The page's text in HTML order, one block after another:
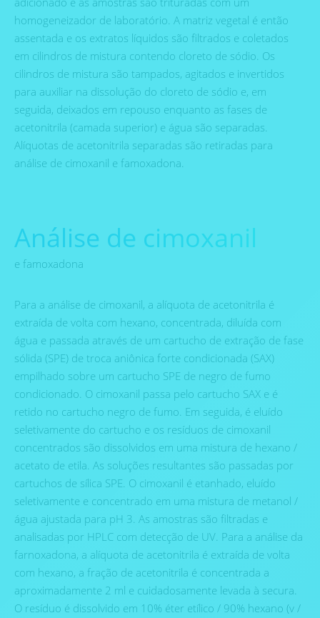
homogeneizador de laboratório. A matriz vegetal é então
assentada e os extratos líquidos são filtrados e coletados
em cilindros de mistura contendo cloreto de sódio. Os
cilindros de mistura são tampados, agitados e invertidos
para auxiliar na dissolução do cloreto de sódio e, em
seguida, deixados em repouso enquanto as fases de
acetonitrila (camada superior) e água são separadas.
Alíquotas de acetonitrila separadas são retiradas para
análise de cimoxanil e famoxadona.
Análise de cimoxanil
e famoxadona
Para a análise de cimoxanil, a alíquota de acetonitrila é
extraída de volta com hexano, concentrada, diluída com
água e passada através de um cartucho de extração de fase
sólida (SPE) de troca aniônica forte condicionada (SAX)
empilhado sobre um cartucho SPE de negro de fumo
condicionado. O cimoxanil passa pelo cartucho SAX e é
retido no cartucho negro de fumo. Em seguida, é eluído
seletivamente do cartucho e os resíduos de cimoxanil
concentrados são dissolvidos em uma mistura de hexano /
acetato de etila. As soluções resultantes são passadas por
cartuchos de sílica SPE. O cimoxanil é etanhado, eluído
seletivamente e concentrado em uma mistura de metanol /
água ajustada para pH 3. As amostras são filtradas e
analisadas por HPLC com detecção de UV. Para a análise da
farnoxadona, a alíquota de acetonitrila é extraída de volta
com hexano, a fração de acetonitrila é concentrada a
aproximadamente 2 ml e cuidadosamente levada à secura.
O resíduo é dissolvido em 10% éter etílico / 90% hexano (v /